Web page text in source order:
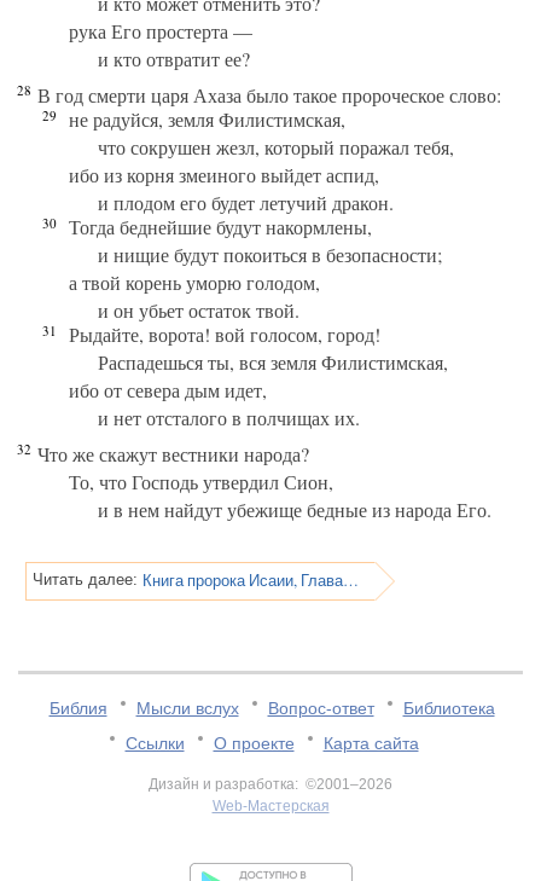
рука Его простерта —
и кто отвратит ее?
28 В год смерти царя Ахаза было такое пророческое слово:
29
не радуйся, земля Филистимская,
что сокрушен жезл, который поражал тебя,
ибо из корня змеиного выйдет аспид,
и плодом его будет летучий дракон.
30
Тогда беднейшие будут накормлены,
и нищие будут покоиться в безопасности;
а твой корень уморю голодом,
и он убьет остаток твой.
31
Рыдайте, ворота! вой голосом, город!
Распадешься ты, вся земля Филистимская,
ибо от севера дым идет,
и нет отсталого в полчищах их.
32 Что же скажут вестники народа?
То, что Господь утвердил Сион,
и в нем найдут убежище бедные из народа Его.
Читать далее: Книга пророка Исаии, Глава 15
Библия Мысли вслух Вопрос-ответ
Библиотека
Ссылки
О проекте Карта сайта
Дизайн и разработка: ©2001–2026
Web-Мастерская